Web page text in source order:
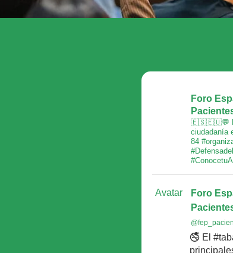
Foro
🇪🇸🇪🇺💬
ciudadanía
84
Avatar
Foro
🚭 El